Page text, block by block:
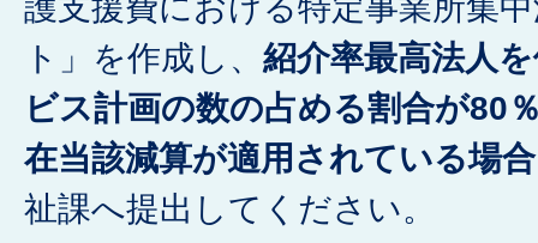
護支援費における特定事業所集
ト」を作成し、 紹介率最高法人
ビス計画の数の占める割合が80
在当該減算が適用されている場合
祉課へ提出してください。